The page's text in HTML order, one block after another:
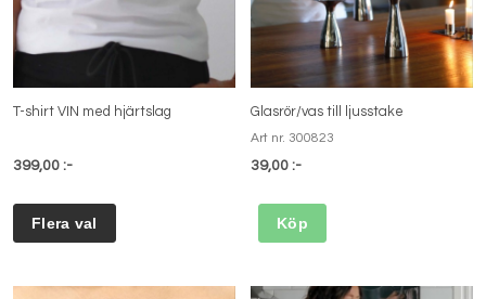
T-shirt VIN med hjärtslag
399,00 :-
Glasrör/vas till ljusstake
Art nr. 300823
39,00 :-
Köp